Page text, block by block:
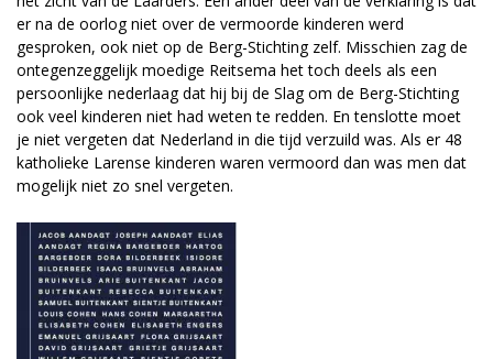
er na de oorlog niet over de vermoorde kinderen werd
gesproken, ook niet op de Berg-Stichting zelf. Misschien zag de
ontegenzeggelijk moedige Reitsema het toch deels als een
persoonlijke nederlaag dat hij bij de Slag om de Berg-Stichting
ook veel kinderen niet had weten te redden. En tenslotte moet
je niet vergeten dat Nederland in die tijd verzuild was. Als er 48
katholieke Larense kinderen waren vermoord dan was men dat
mogelijk niet zo snel vergeten.